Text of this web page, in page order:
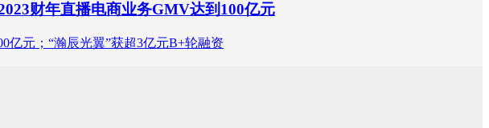
财年直播电商业务GMV达到100亿元
亿元；“瀚辰光翼”获超3亿元B+轮融资